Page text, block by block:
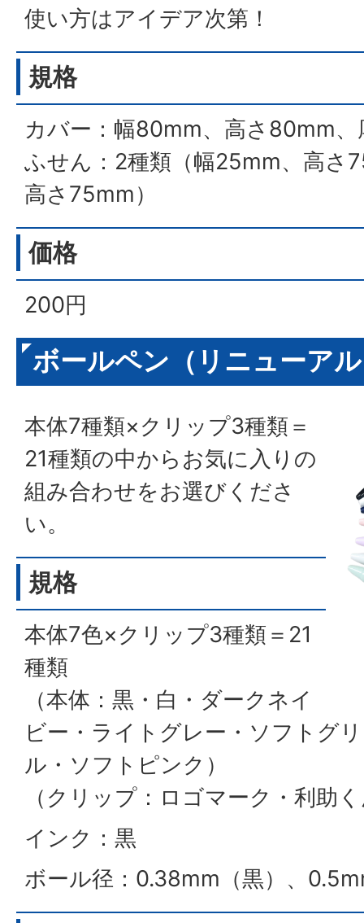
使い方はアイデア次第！
規格
カバー：幅80mm、高さ80mm
ふせん：2種類（幅25mm、高さ
高さ75mm）
価格
200円
ボールペン（リニューア
本体7種類×クリップ3種類＝
21種類の中からお気に入りの
組み合わせをお選びくださ
い。
規格
本体7色×クリップ3種類＝21
種類
（本体：黒・白・ダークネイ
ビー・ライトグレー・ソフトグ
ル・ソフトピンク）
（クリップ：ロゴマーク・利助
インク：黒
ボール径：0.38mm（黒）、